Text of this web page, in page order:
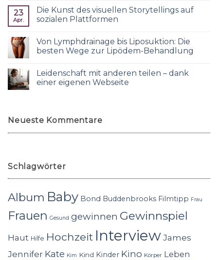
23
Apr.
Die Kunst des visuellen Storytellings auf
sozialen Plattformen
Von Lymphdrainage bis Liposuktion: Die
besten Wege zur Lipödem-Behandlung
Leidenschaft mit anderen teilen – dank
einer eigenen Webseite
Neueste Kommentare
Schlagwörter
Album Baby Bond Buddenbrooks Filmtipp Frau
Frauen Gesund gewinnen Gewinnspiel
Haut Hilfe Hochzeit InterviewJames
Jennifer Kate Kim Kind Kinder Kino Körper Leben